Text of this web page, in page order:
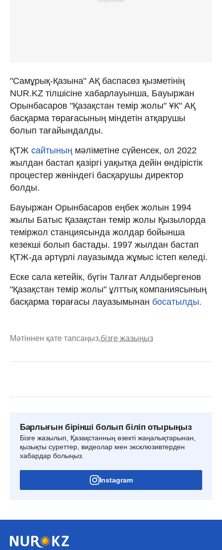
"Самұрық-Қазына" АҚ баспасөз қызметінің
NUR.KZ тілшісіне хабарлауынша, Бауыржан
Орынбасаров "Қазақстан темір жолы" ҰК" АҚ
басқарма төрағасының міндетін атқарушы
болып тағайындалды.
ҚТЖ сайтының мәліметіне сүйенсек, ол 2022
жылдан бастап қазіргі уақытқа дейін өндірістік
процестер жөніндегі басқарушы директор
болды.
Бауыржан Орынбасаров еңбек жолын 1994
жылы Батыс Қазақстан темір жолы Қызылорда
теміржол станциясында жолдар бойынша
кезекші болып бастады. 1997 жылдан бастап
ҚТЖ-да әртүрлі лауазымда жұмыс істеп келеді.
Еске сала кетейік, бүгін Талғат Алдыбергенов
"Қазақстан темір жолы" ұлттық компаниясының
басқарма төрағасы лауазымынан босатылды.
Мәтіннен қате тапсаңыз,бізге жазыңыз
Барлығын бірінші болып біліп отырыңыз
Бізге жазылып, Қазақстанның өзекті жаңалықтарынан,
қызықты суреттер, видеолар мен эксклюзивтерден
хабардар болыңыз.
Instagram